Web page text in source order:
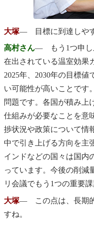
大塚― 目標に到達しやす
高村さん― もう1つ申し
在出されている温室効果
2025年、2030年の目標
い可能性が高いことです
問題です。各国が積み上
仕組みが必要なことを意
捗状況や政策について情
中で引き上げる方向を主
インドなどの国々は国内
っています。今後の削減
リ会議でもう1つの重要
大塚― この点は、長期
すね。